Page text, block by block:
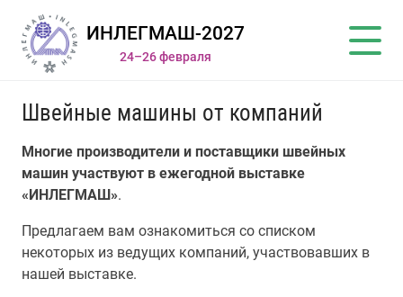
ИНЛЕГМАШ-2027
24–26 февраля
Швейные машины от компаний
Многие производители и поставщики швейных
машин участвуют в ежегодной выставке
«ИНЛЕГМАШ».
Предлагаем вам ознакомиться со списком
некоторых из ведущих компаний, участвовавших в
нашей выставке.